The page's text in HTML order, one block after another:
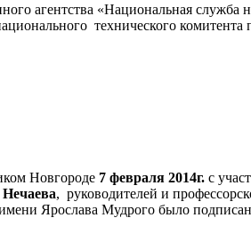
агентства «Национальная служба
технического комитента
Новгороде 7 февраля 2014г. с
, руководителей и
Ярослава Мудрого было